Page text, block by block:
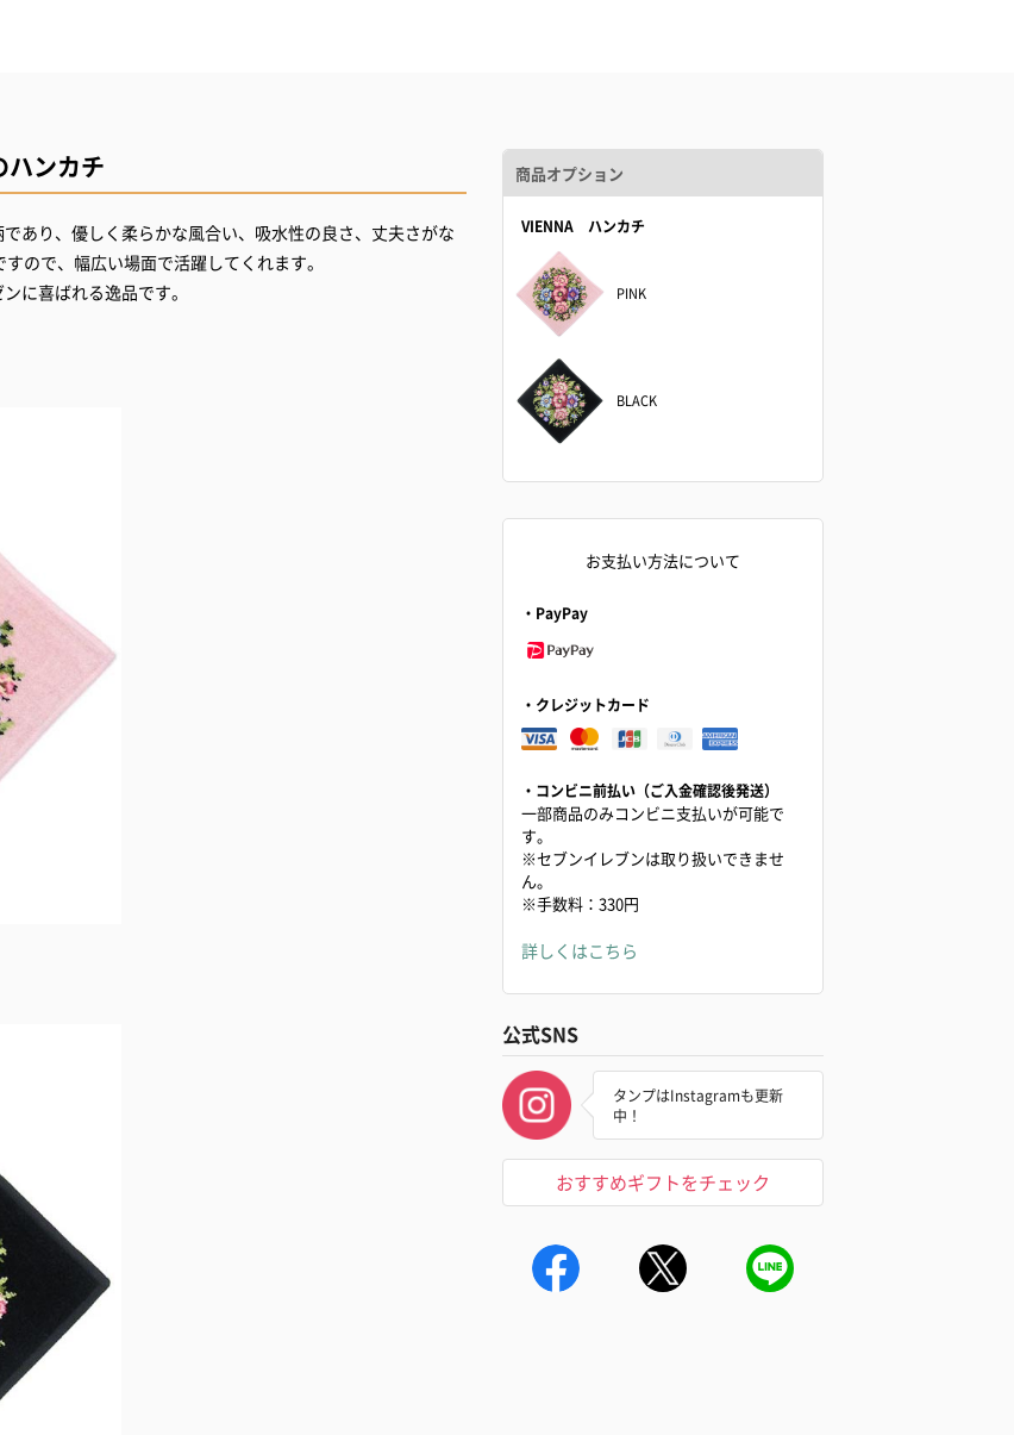
ハンカチ
あり、優しく柔らかな風合い、吸水性の良さ、丈夫さがな
ので、幅広い場面で活躍してくれます。
に喜ばれる逸品です。
商品オプション
VIENNA ハンカチ
PINK
BLACK
お支払い方法について
・PayPay
・クレジットカード
・コンビニ前払い（ご入金確認後発送）
一部商品のみコンビニ支払いが可能で
す。
※セブンイレブンは取り扱いできませ
ん。
※手数料：330円
詳しくはこちら
公式SNS
タンプはInstagramも更新
中！
おすすめギフトをチェック